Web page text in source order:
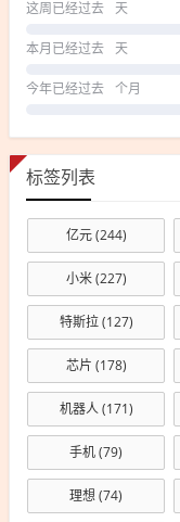
这周已经过去 天
本月已经过去 天
今年已经过去 个月
标签列表
亿元(244)
小米(227)
特斯拉(127)
芯片 (178)
机器人(171)
手机(79)
理想(74)